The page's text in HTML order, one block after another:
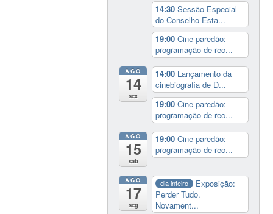
14:30Sessão Especial
do Conselho Esta...
19:00Cine paredão:
programação de rec...
AGO
14
sex
14:00 Lançamento da
cinebiografia de D...
19:00Cine paredão:
programação de rec...
AGO
15
sáb
19:00Cine paredão:
programação de rec...
AGO
17
seg
dia inteiro
Exposição:
Perder Tudo.
Novament...